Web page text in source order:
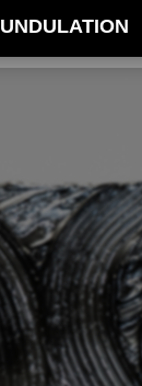
UNDULATION